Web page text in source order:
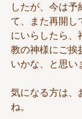
したが、今は予
て、また再開し
にいらしたら、
教の神様にご挨
いかな、と思い
気になる方は、
ね。